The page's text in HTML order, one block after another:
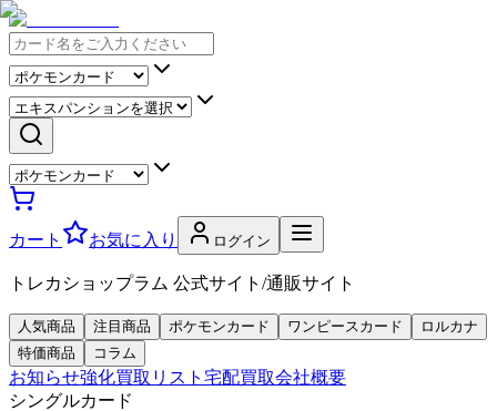
カート お気に入り ログイン
トレカショップラム 公式サイト/通販サイト
人気商品 注目商品 ポケモンカード ワンピースカード
ロルカナ
特価商品
コラム
お知らせ強化買取リスト 宅配買取会社概要
シングルカード